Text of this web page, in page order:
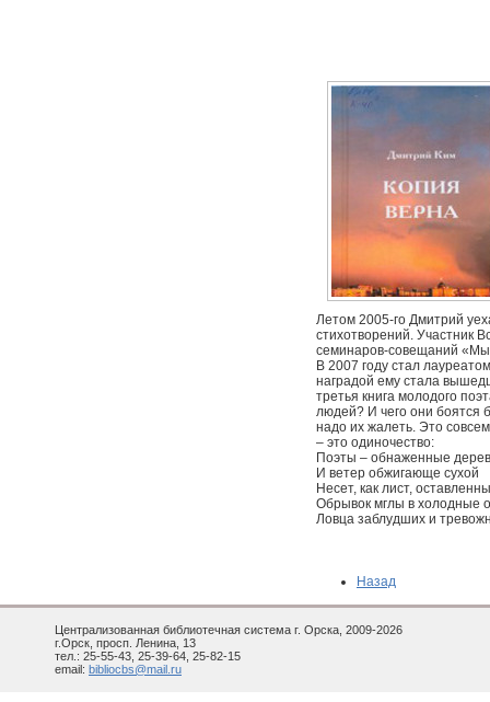
Летом 2005-го Дмитрий
стихотворений. Участник
семинаров-совещаний «Мы
В 2007 году стал
наградой ему стала
третья книга молодого
людей? И чего они боятся
надо их жалеть. Это
– это одиночество:
Поэты – обнаженные
И ветер обжигающе сухой
Несет, как лист,
Обрывок мглы в холодные
Ловца заблудших и
Назад
Централизованная библиотечная система г. Орска, 2009-2026
г.Орск, просп. Ленина, 13
тел.: 25-55-43, 25-39-64, 25-82-15
email: bibliocbs@mail.ru